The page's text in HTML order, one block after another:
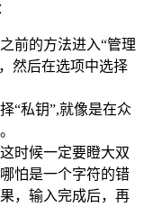
前的方法进入“管理
然后在选项中选择
“私钥”,就像是在众
时候一定要瞪大双
怕是一个字符的错
，输入完成后，再